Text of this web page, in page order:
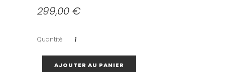
299,00 €
Quantité
AJOUTER AU PANIER